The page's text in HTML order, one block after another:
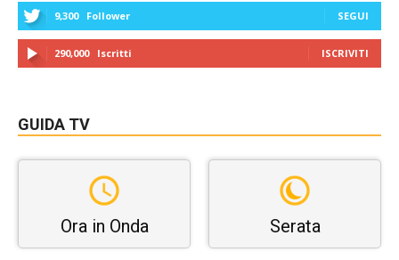
9,300 Follower SEGUI
290,000 Iscritti ISCRIVITI
GUIDA TV
Ora in Onda Serata